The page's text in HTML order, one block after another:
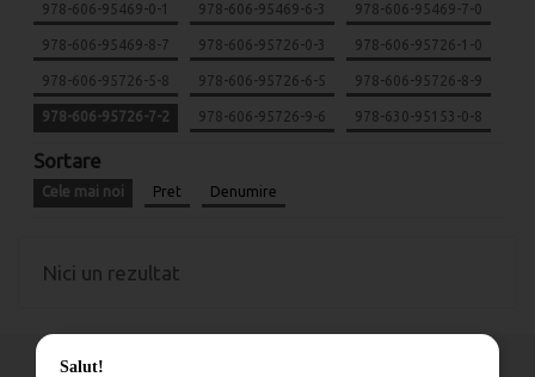
978-606-95469-0-1 978-606-95469-6-3 978-606-95469-7-0
978-606-95469-8-7 978-606-95726-0-3 978-606-95726-1-0
978-606-95726-5-8 978-606-95726-6-5 978-606-95726-8-9
978-606-95726-7-2 978-606-95726-9-6 978-630-95153-0-8
Sortare
Cele mai noi Pret Denumire
Nici un rezultat
Salut!